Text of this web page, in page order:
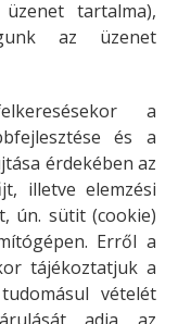
tartalma),
az üzenet
a
és a
érdekében az
illetve elemzési
ún. sütit (cookie)
Erről a
tájékoztatjuk a
vételét